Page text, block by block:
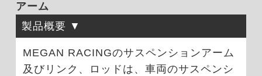
アーム
製品概要
MEGAN RACINGのサスペンションアーム
及びリンク、ロッドは、車両のサスペンシ